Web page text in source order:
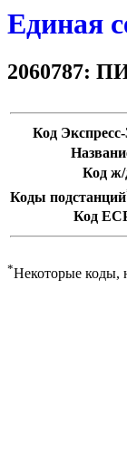
Единая
2060787:
Код
Код ж/
Коды подстанций
Код
*Некоторые коды,